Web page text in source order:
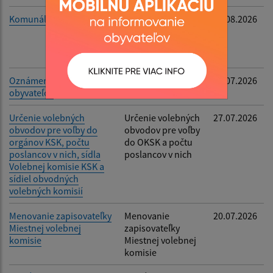
Komunálne a VÚC voľby
Podanie
kandidátnej listiny
a kontakt na
zapisovateľa MVK
03.08.2026
Oznámenie o počte
obyvateľov
OKSK
29.07.2026
Určenie volebných
obvodov pre voľby do
orgánov KSK, počtu
poslancov v nich, sídla
Volebnej komisie KSK a
sídiel obvodných
volebných komisií
Určenie volebných
obvodov pre voľby
do OKSK a počtu
poslancov v nich
27.07.2026
Menovanie zapisovateľky
Miestnej volebnej
komisie
Menovanie
zapisovateľky
Miestnej volebnej
komisie
20.07.2026